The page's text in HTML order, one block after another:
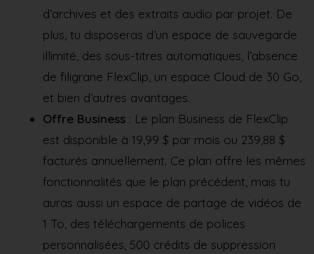
d’archives et des extraits audio par projet. De
plus, tu disposeras d’un espace de sauvegarde
illimité, des sous-titres automatiques, l’absence
de filigrane FlexClip, un espace Cloud de 30 Go,
et bien d’autres avantages.
Offre Business : Le plan Business de FlexClip
est disponible à 19,99 $ par mois ou 239,88 $
facturés annuellement. Ce plan offre les mêmes
fonctionnalités que le plan précédent, mais tu
auras aussi un espace de partage de vidéos de
1 To, des téléchargements de polices
personnalisées, 500 crédits de suppression